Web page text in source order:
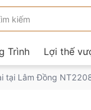
Trình Lợi thế
tại Lâm Đồng